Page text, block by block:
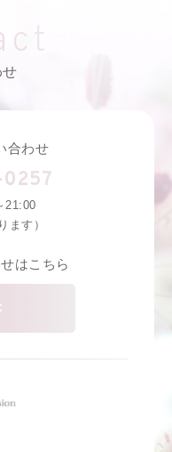
せ
合わせ
21:00
ます）
はこちら